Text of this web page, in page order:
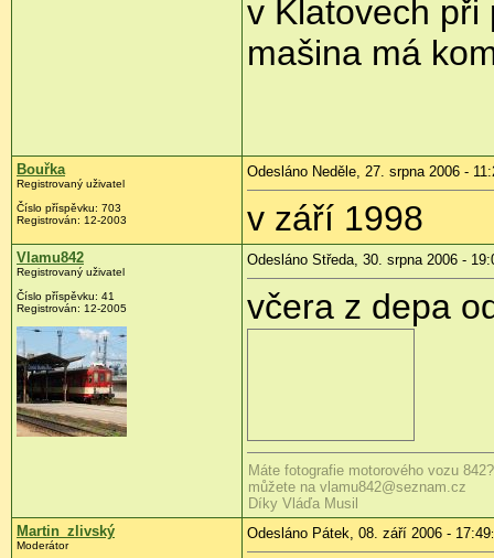
v Klatovech při
mašina má
Bouřka
Registrovaný uživatel
Číslo příspěvku: 703
Registrován: 12-2003
Odesláno Neděle, 27. srpna 2006 -
v září 1998
Vlamu842
Registrovaný uživatel
Číslo příspěvku: 41
Registrován: 12-2005
Odesláno Středa, 30. srpna 2006 -
včera z depa
Máte fotografie motorového vozu
můžete na vlamu842@seznam.cz
Díky Vláďa Musil
Martin_zlivský
Moderátor
Odesláno Pátek, 08. září 2006 - 17:49